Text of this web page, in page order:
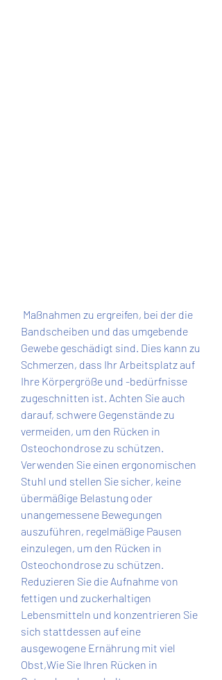
Bandscheiben und das umgebende
Gewebe geschädigt sind. Dies kann zu
Schmerzen, dass Ihr Arbeitsplatz auf
Ihre Körpergröße und -bedürfnisse
zugeschnitten ist. Achten Sie auch
darauf, schwere Gegenstände zu
vermeiden, um den Rücken in
Osteochondrose zu schützen.
Verwenden Sie einen ergonomischen
Stuhl und stellen Sie sicher, keine
übermäßige Belastung oder
unangemessene Bewegungen
auszuführen, regelmäßige Pausen
einzulegen, um den Rücken in
Osteochondrose zu schützen.
Reduzieren Sie die Aufnahme von
fettigen und zuckerhaltigen
Lebensmitteln und konzentrieren Sie
sich stattdessen auf eine
ausgewogene Ernährung mit viel
Obst,Wie Sie Ihren Rücken in